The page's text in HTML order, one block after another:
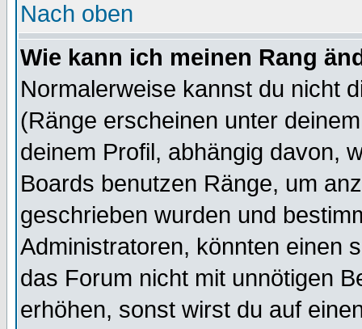
Nach oben
Wie kann ich meinen Rang
Normalerweise kannst du nicht
(Ränge erscheinen unter
deinem Profil, abhängig davon,
Boards benutzen Ränge, um
geschrieben wurden und
Administratoren, könnten einen
das Forum nicht mit unnötigen
erhöhen, sonst wirst du auf